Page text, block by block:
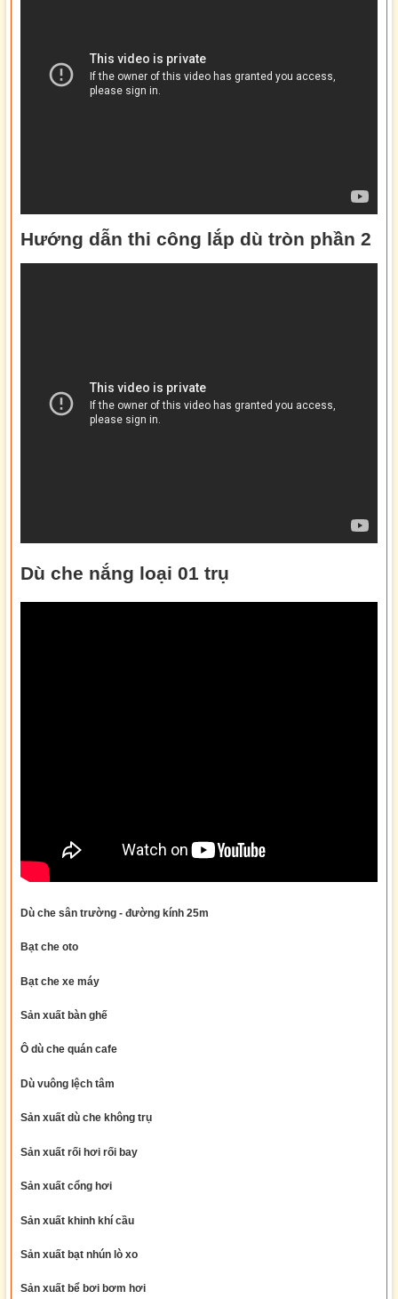
Hướng dẫn thi công lắp dù tròn phần 2
Dù che nắng loại 01 trụ
Dù che sân trường - đường kính 25m
Bạt che oto
Bạt che xe máy
Sản xuất bàn ghế
Ô dù che quán cafe
Dù vuông lệch tâm
Sản xuất dù che không trụ
Sản xuất rối hơi rối bay
Sản xuất cổng hơi
Sản xuất khinh khí cầu
Sản xuất bạt nhún lò xo
Sản xuất bể bơi bơm hơi